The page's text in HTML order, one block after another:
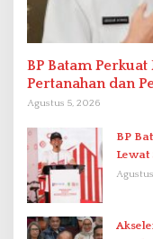
BP Batam
Pertanahan dan
Agustus 5, 2026
BP
Lewat